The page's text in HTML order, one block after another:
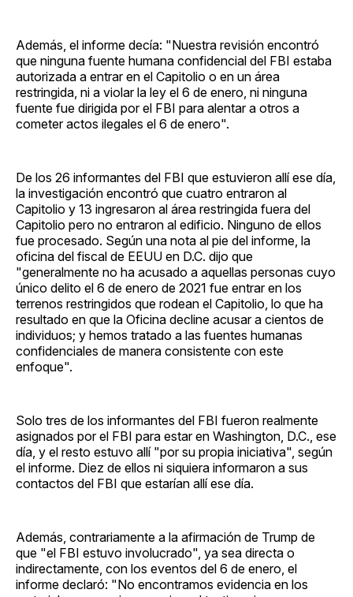
Además, el informe decía: "Nuestra revisión encontró
que ninguna fuente humana confidencial del FBI estaba
autorizada a entrar en el Capitolio o en un área
restringida, ni a violar la ley el 6 de enero, ni ninguna
fuente fue dirigida por el FBI para alentar a otros a
cometer actos ilegales el 6 de enero".
De los 26 informantes del FBI que estuvieron allí ese día,
la investigación encontró que cuatro entraron al
Capitolio y 13 ingresaron al área restringida fuera del
Capitolio pero no entraron al edificio. Ninguno de ellos
fue procesado. Según una nota al pie del informe, la
oficina del fiscal de EEUU en D.C. dijo que
"generalmente no ha acusado a aquellas personas cuyo
único delito el 6 de enero de 2021 fue entrar en los
terrenos restringidos que rodean el Capitolio, lo que ha
resultado en que la Oficina decline acusar a cientos de
individuos; y hemos tratado a las fuentes humanas
confidenciales de manera consistente con este
enfoque".
Solo tres de los informantes del FBI fueron realmente
asignados por el FBI para estar en Washington, D.C., ese
día, y el resto estuvo allí "por su propia iniciativa", según
el informe. Diez de ellos ni siquiera informaron a sus
contactos del FBI que estarían allí ese día.
Además, contrariamente a la afirmación de Trump de
que "el FBI estuvo involucrado", ya sea directa o
indirectamente, con los eventos del 6 de enero, el
informe declaró: "No encontramos evidencia en los